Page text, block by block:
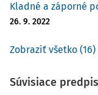
Kladné a záporné
26. 9. 2022
Zobraziť všetko (16)
Súvisiace